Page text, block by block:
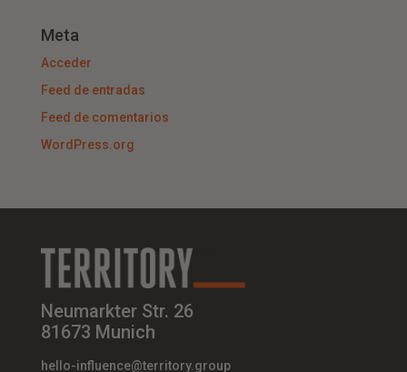
Meta
Acceder
Feed de entradas
Feed de comentarios
WordPress.org
Neumarkter Str. 26
81673 Munich
hello-influence@territory.group